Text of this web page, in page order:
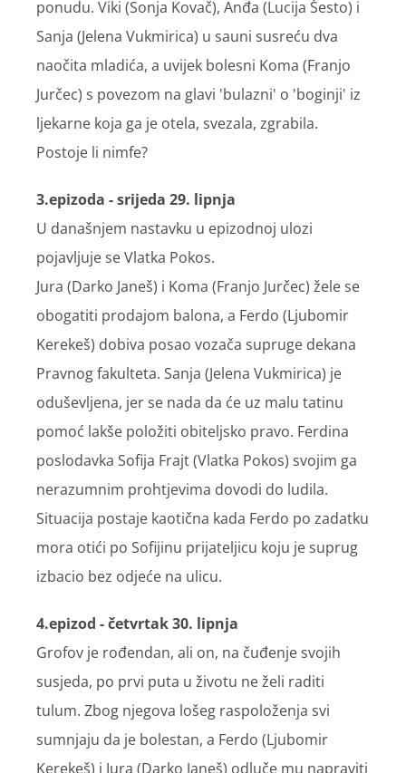
ponudu. Viki (Sonja Kovač), Anđa (Lucija Šesto) i
Sanja (Jelena Vukmirica) u sauni susreću dva
naočita mladića, a uvijek bolesni Koma (Franjo
Jurčec) s povezom na glavi 'bulazni' o 'boginji' iz
ljekarne koja ga je otela, svezala, zgrabila.
Postoje li nimfe?
3.epizoda - srijeda 29. lipnja
U današnjem nastavku u epizodnoj ulozi
pojavljuje se Vlatka Pokos.
Jura (Darko Janeš) i Koma (Franjo Jurčec) žele se
obogatiti prodajom balona, a Ferdo (Ljubomir
Kerekeš) dobiva posao vozača supruge dekana
Pravnog fakulteta. Sanja (Jelena Vukmirica) je
oduševljena, jer se nada da će uz malu tatinu
pomoć lakše položiti obiteljsko pravo. Ferdina
poslodavka Sofija Frajt (Vlatka Pokos) svojim ga
nerazumnim prohtjevima dovodi do ludila.
Situacija postaje kaotična kada Ferdo po zadatku
mora otići po Sofijinu prijateljicu koju je suprug
izbacio bez odjeće na ulicu.
4.epizod - četvrtak 30. lipnja
Grofov je rođendan, ali on, na čuđenje svojih
susjeda, po prvi puta u životu ne želi raditi
tulum. Zbog njegova lošeg raspoloženja svi
sumnjaju da je bolestan, a Ferdo (Ljubomir
Kerekeš) i Jura (Darko Janeš) odluče mu napraviti